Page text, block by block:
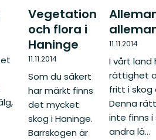
Vegetation
och flora i
Haninge
11.11.2014
Som du säkert
har märkt finns
det mycket
skog i Haninge.
Barrskogen är
11.11.2014
I vårt land
rättighet
fritt i skog
Denna
inte finns
andra lä...